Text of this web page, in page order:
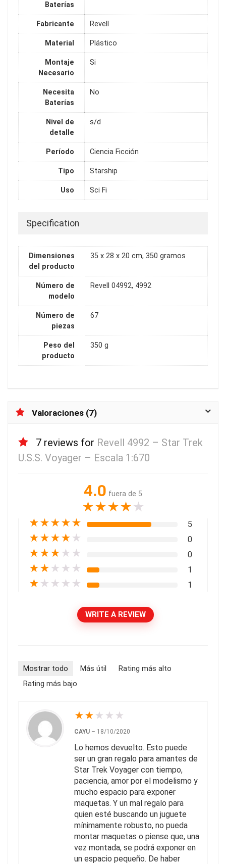
Baterías
Fabricante Revell
Material Plástico
Montaje
Necesario
Si
Necesita
Baterías
No
Nivel de
detalle
s/d
Período Ciencia Ficción
Tipo Starship
Uso Sci Fi
Specification
Dimensiones
del producto
35 x 28 x 20 cm, 350 gramos
Número de
modelo
Revell 04992, 4992
Número de
piezas
67
Peso del
producto
350 g
Valoraciones (7)
7 reviews for Revell 4992 – Star Trek
U.S.S. Voyager – Escala 1:670
4.0 fuera de 5
★★★★★
★★★★★ 5
★★★★ ★ 0
★★★ ★ ★ 0
★★ ★ ★ ★ 1
★ ★ ★ ★ ★ 1
WRITE A REVIEW
Mostrar todo Más útil
Rating más alto
Rating más bajo
★★ ★ ★ ★
CAYU – 18/10/2020
Lo hemos devuelto. Esto puede
ser un gran regalo para amantes de
Star Trek Voyager con tiempo,
paciencia, amor por el modelismo y
mucho espacio para exponer
maquetas. Y un mal regalo para
quien esté buscando un juguete
mínimamente robusto, no pueda
montar maquetas o piense que, una
vez montada, se podrá exponer en
un espacio pequeño. De haber